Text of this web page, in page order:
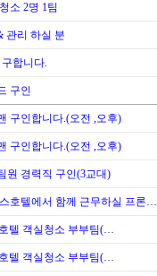
소 2명 1팀
관리 하실 분
합니다.
구인
구인합니다.(오전 ,오후)
구인합니다.(오전 ,오후)
원 경력직 구인(3교대)
호텔에서 함께 근무하실 프론…
텔 객실청소 부부팀(…
텔 객실청소 부부팀(…